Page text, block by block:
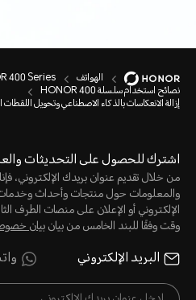
الهواتف 400 Series
نصائح استخدام سلسلة HONOR 400
إزالة الانعكاسات بالذكاء الاصطناعي وتحويل
اشترك للحصول على التحديثات
من خلال تقديم عنوان بريدك الإلكتروني،
الإلكتروني أو الإعلان على منصات الطرف
وقت وفقًا للبند الخامس من بيانبيان
البريد الإلكتروني